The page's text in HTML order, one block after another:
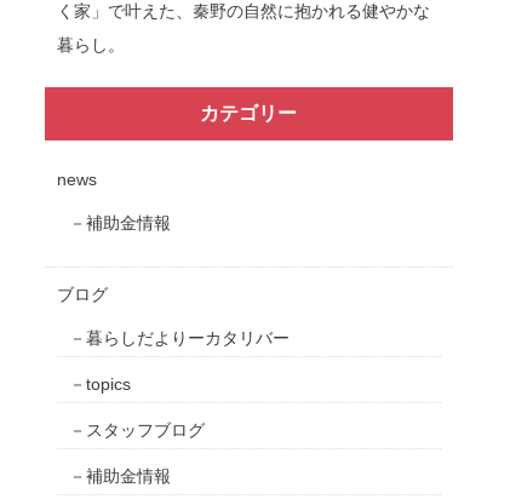
く家」で叶えた、秦野の自然に抱かれる健やかな
暮らし。
カテゴリー
news
補助金情報
ブログ
暮らしだよりーカタリバー
topics
スタッフブログ
補助金情報